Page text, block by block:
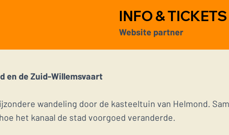
INFO & TICKETS
Website partner
en de Zuid-Willemsvaart
wandeling door de kasteeltuin van Helmond.
het kanaal de stad voorgoed veranderde.